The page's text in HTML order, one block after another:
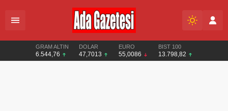
GRAM ALTIN
6.544,76
DOLAR
47,7013
EURO
55,0086
BIST 100
13.798,82